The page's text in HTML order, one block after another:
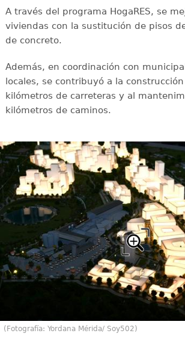
A través del programa HogaRES, se
viviendas con la sustitución de pisos
de concreto.
Además, en coordinación con
locales, se contribuyó a la
kilómetros de carreteras y al
kilómetros de caminos.
(Fotografía: Yordana Mérida/ Soy502)